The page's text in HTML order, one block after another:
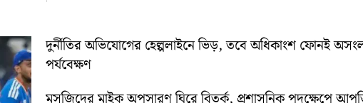
দুর্নীতির অভিযোগের হেল্পলাইনে ভিড়, তবে অধিকাংশ ফোনই
পর্যবেক্ষণ